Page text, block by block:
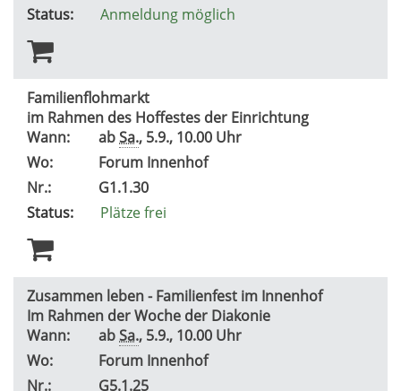
Status:
Anmeldung möglich
Familienflohmarkt
im Rahmen des Hoffestes der Einrichtung
Wann:
abSa., 5.9., 10.00 Uhr
Wo:
Forum Innenhof
Nr.:
G1.1.30
Status:
Plätze frei
Zusammen leben - Familienfest im Innenhof
Im Rahmen der Woche der Diakonie
Wann:
abSa., 5.9., 10.00 Uhr
Wo:
Forum Innenhof
Nr.:
G5.1.25